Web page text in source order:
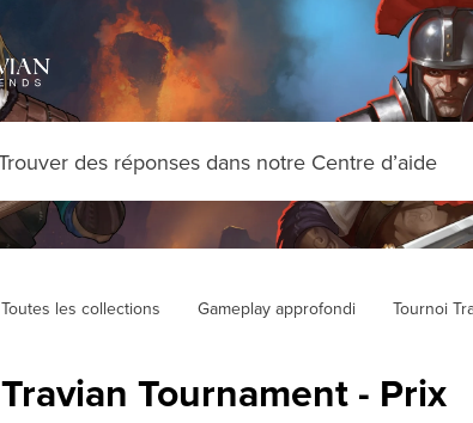
Toutes les collections Gameplay approfondi Tournoi
Travian Tournament - Prix